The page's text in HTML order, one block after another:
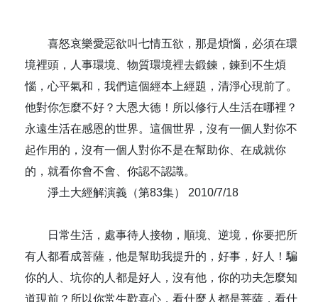
喜怒哀樂愛惡欲叫七情五欲，那是煩惱，必須在環
境裡頭，人事環境、物質環境裡去鍛鍊，鍊到不生煩
惱，心平氣和，我們這個經本上經題，清淨心現前了。
他對你怎麼不好？大恩大德！所以修行人生活在哪裡？
永遠生活在感恩的世界。這個世界，沒有一個人對你不
起作用的，沒有一個人對你不是在幫助你、在成就你
的，就看你會不會、你認不認識。
淨土大經解演義（第83集） 2010/7/18
日常生活，處事待人接物，順境、逆境，你要把所
有人都看成菩薩，他是幫助我提升的，好事，好人！騙
你的人、坑你的人都是好人，沒有他，你的功夫怎麼知
道現前？所以你常生歡喜心，看什麼人都是菩薩，看什